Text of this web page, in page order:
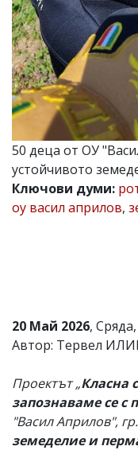
Коментарите
под
статиите
се
въвеждат
от
читателите
и
редакцията
не
носи
отговорност
за
тях!
Ако
сигнализирайте
ни!
50 деца от ОУ
устойчивото
Ключови думи:
оу васил априлов,
20 Май 2026,
Автор: Тервел
Проектът „Класна
запознаваме се с
"Васил Априлов",
земеделие и